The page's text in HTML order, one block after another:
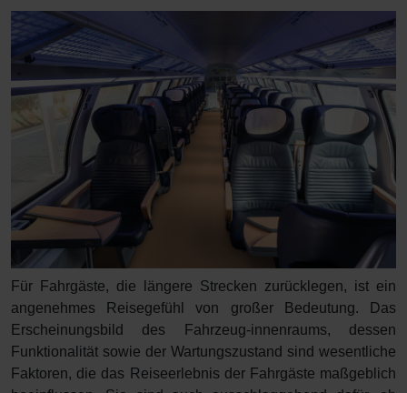
Für Fahrgäste, die längere Strecken zurücklegen, ist ein
angenehmes Reisegefühl von großer Bedeutung. Das
Erscheinungsbild des Fahrzeug-innenraums, dessen
Funktionalität sowie der Wartungszustand sind wesentliche
Faktoren, die das Reiseerlebnis der Fahrgäste maßgeblich